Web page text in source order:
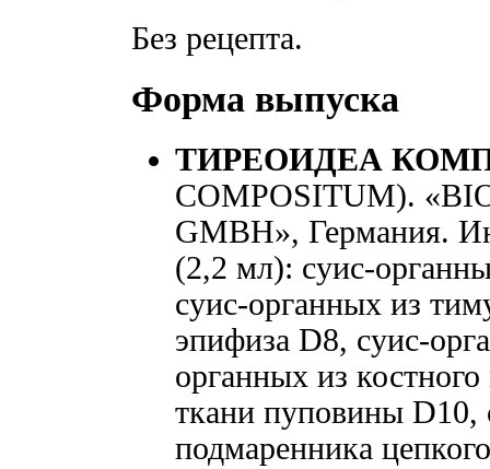
Без рецепта.
Форма выпуска
ТИРЕОИДЕА
COMPOSITUM).
GMBH», Германия.
(2,2 мл): суис-
суис-органных из
эпифиза D8, суис-
органных из
ткани пуповины D10,
подмаренника